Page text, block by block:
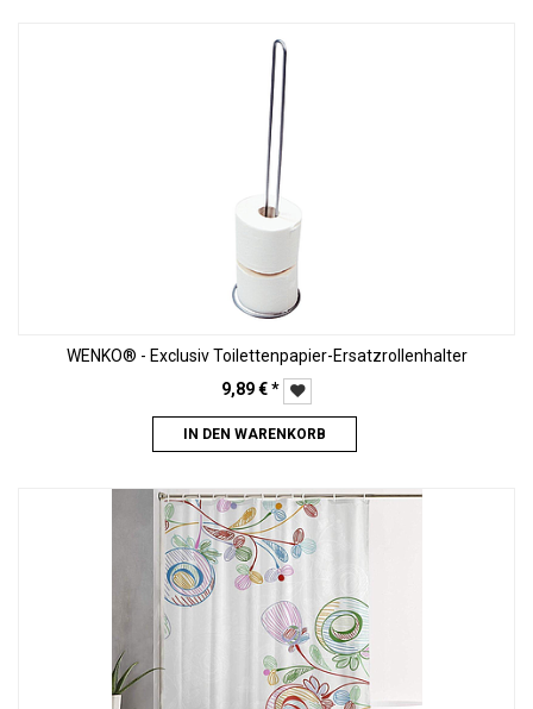
WENKO® - Exclusiv Toilettenpapier-Ersatzrollenhalter
9,89€*
IN DEN WARENKORB